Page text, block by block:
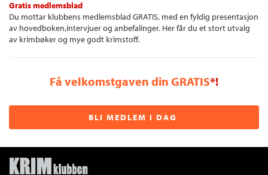
Gratis medlemsblad
Du mottar klubbens medlemsblad GRATIS, med en fyldig presentasjon
av hovedboken,intervjuer og anbefalinger. Her får du et stort utvalg
av krimbøker og mye godt krimstoff.
Få velkomstgaven din GRATIS*!
BLI MEDLEM I DAG